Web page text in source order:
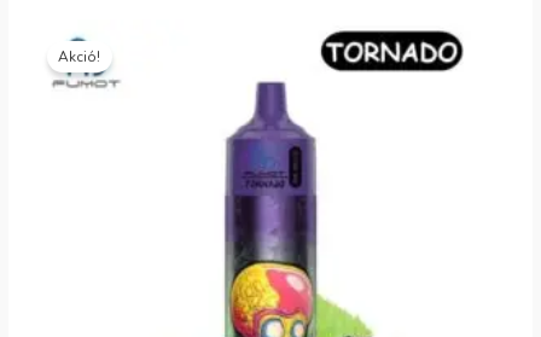
Akció!
ár:
€25.99.